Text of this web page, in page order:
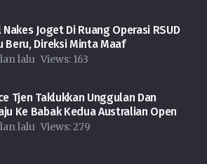
Nakes Joget Di Ruang Operasi RSUD
Beru, Direksi Minta Maaf
lalu Views: 163
Tjen Taklukkan Unggulan Dan
Ke Babak Kedua Australian Open
lalu Views:279